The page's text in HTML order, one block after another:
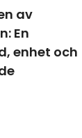
av
En
enhet och